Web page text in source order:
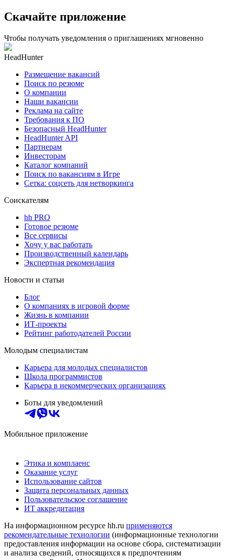
Скачайте приложение
Чтобы получать уведомления о приглашениях мгновенно
HeadHunter
Размещение вакансий
Поиск по резюме
О компании
Наши вакансии
Реклама на сайте
Требования к ПО
Безопасный HeadHunter
HeadHunter API
Партнерам
Инвесторам
Каталог компаний
Поиск по вакансиям в Игре
Сетка: соцсеть для нетворкинга
Соискателям
hh PRO
Готовое резюме
Все сервисы
Хочу у вас работать
Производственный календарь
Экспертная рекомендация
Новости и статьи
Блог
О компаниях в игровой форме
Жизнь в компании
ИТ-проекты
Рейтинг работодателей России
Молодым специалистам
Карьера для молодых специалистов
Школа программистов
Карьера в некоммерческих организациях
Боты для уведомлений
Мобильное приложение
Этика и комплаенс
Оказание услуг
Использование сайтов
Защита персональных данных
Пользовательское соглашение
ИТ аккредитация
На информационном ресурсе hh.ru применяются
рекомендательные технологии (информационные технологии
предоставления информации на основе сбора, систематизации
и анализа сведений, относящихся к предпочтениям